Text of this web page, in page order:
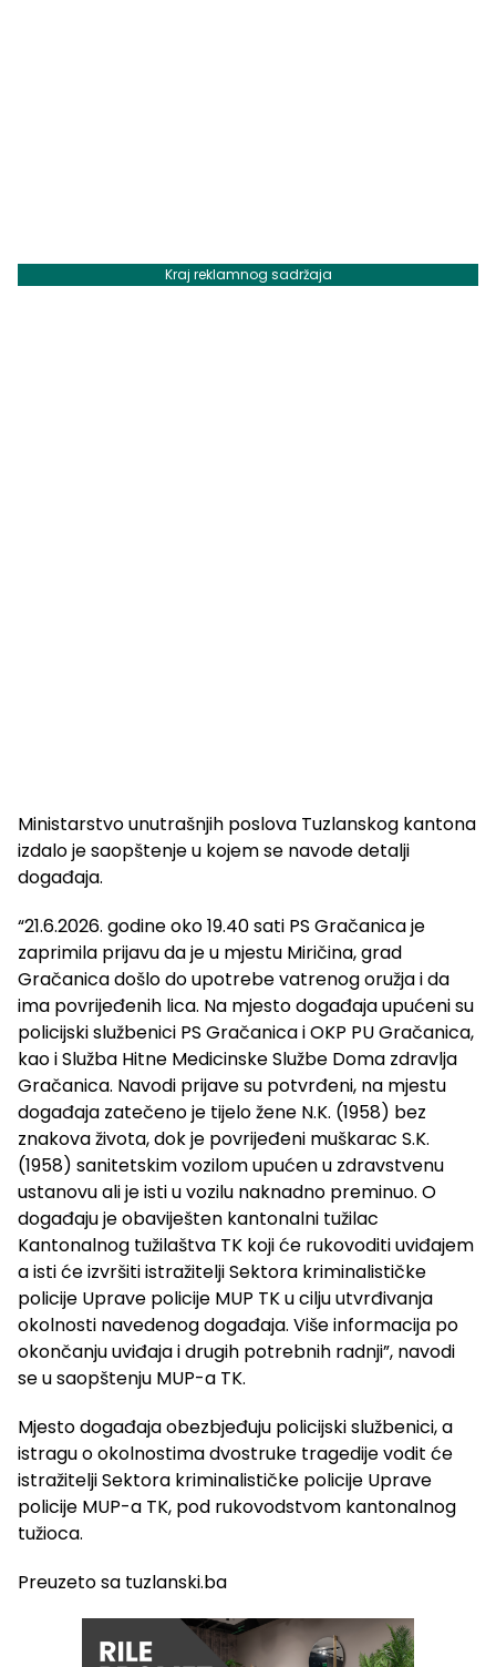
Kraj reklamnog sadržaja
Ministarstvo unutrašnjih poslova Tuzlanskog kantona
izdalo je saopštenje u kojem se navode detalji
događaja.
“21.6.2026. godine oko 19.40 sati PS Gračanica je
zaprimila prijavu da je u mjestu Miričina, grad
Gračanica došlo do upotrebe vatrenog oružja i da
ima povrijeđenih lica. Na mjesto događaja upućeni su
policijski službenici PS Gračanica i OKP PU Gračanica,
kao i Služba Hitne Medicinske Službe Doma zdravlja
Gračanica. Navodi prijave su potvrđeni, na mjestu
događaja zatečeno je tijelo žene N.K. (1958) bez
znakova života, dok je povrijeđeni muškarac S.K.
(1958) sanitetskim vozilom upućen u zdravstvenu
ustanovu ali je isti u vozilu naknadno preminuo. O
događaju je obaviješten kantonalni tužilac
Kantonalnog tužilaštva TK koji će rukovoditi uviđajem
a isti će izvršiti istražitelji Sektora kriminalističke
policije Uprave policije MUP TK u cilju utvrđivanja
okolnosti navedenog događaja. Više informacija po
okončanju uviđaja i drugih potrebnih radnji”, navodi
se u saopštenju MUP-a TK.
Mjesto događaja obezbjeđuju policijski službenici, a
istragu o okolnostima dvostruke tragedije vodit će
istražitelji Sektora kriminalističke policije Uprave
policije MUP-a TK, pod rukovodstvom kantonalnog
tužioca.
Preuzeto sa tuzlanski.ba